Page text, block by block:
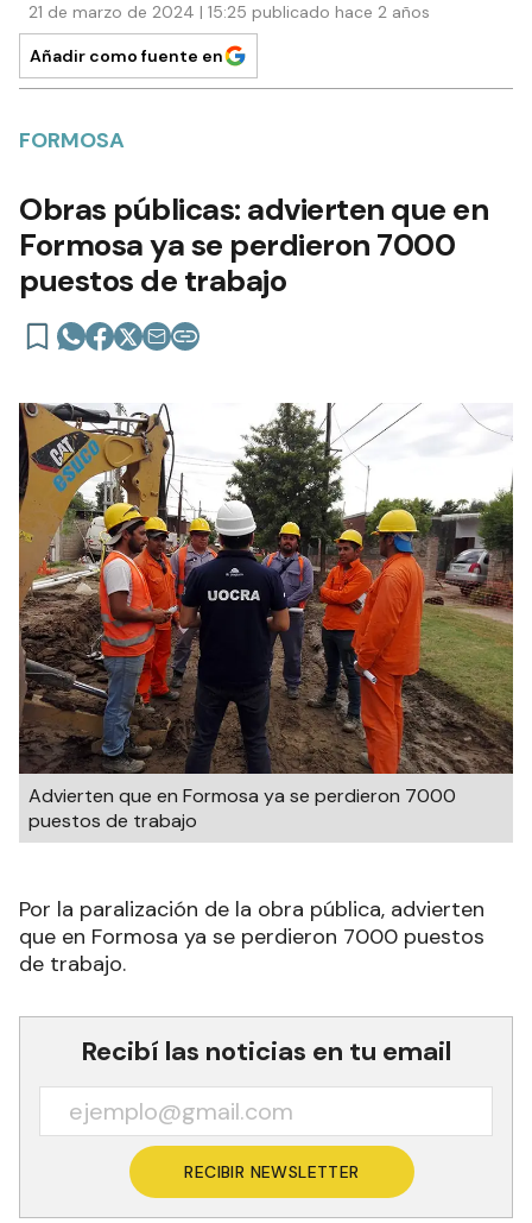
21 de marzo de 2024 | 15:25 publicado hace 2 años
Añadir como fuente en
FORMOSA
Obras públicas: advierten que en
Formosa ya se perdieron 7000
puestos de trabajo
Advierten que en Formosa ya se perdieron 7000
puestos de trabajo
Por la paralización de la obra pública, advierten
que en Formosa ya se perdieron 7000 puestos
de trabajo.
Recibí las noticias en tu email
RECIBIR NEWSLETTER